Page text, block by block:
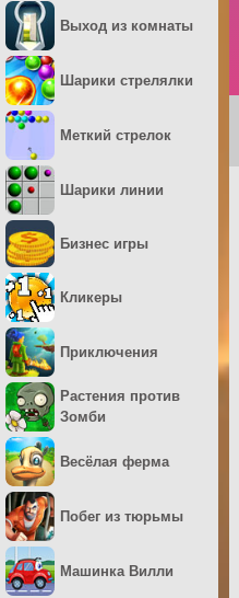
Выход из комнаты
Шарики стрелялки
Меткий стрелок
Шарики линии
Бизнес игры
Кликеры
Приключения
Растения против
Зомби
Весёлая ферма
Побег из тюрьмы
Машинка Вилли